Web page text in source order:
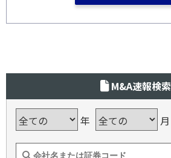
M&A速報検索
年 月